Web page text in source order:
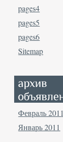
pages4
pages5
pages6
Sitemap
Февраль 2011
Январь 2011